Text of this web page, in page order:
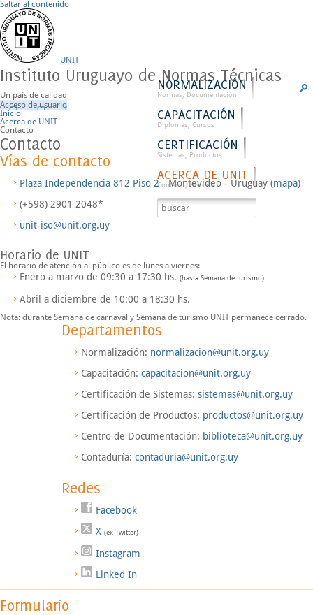
Saltar al contenido
UNIT
Instituto Uruguayo de Normas Técnicas
Un país de calidad
Acceso de usuario
NORMALIZACIÓN
Normas, Documentación
CAPACITACIÓN
Diplomas, Cursos
CERTIFICACIÓN
Sistemas, Productos
ACERCA DE UNIT
Contacto, Historia
Inicio
Acerca de UNIT
Contacto
Contacto
Vías de contacto
Plaza Independencia 812 Piso 2- Montevideo - Uruguay (mapa)
(+598) 2901 2048*
unit-iso@unit.org.uy
Horario de UNIT
El horario de atención al público es de lunes a viernes:
Enero a marzo de 09:30 a 17:30 hs. (hasta Semana de turismo)
Abril a diciembre de 10:00 a 18:30 hs.
Nota: durante Semana de carnaval y Semana de turismo UNIT permanece cerrado.
Departamentos
Normalización: normalizacion@unit.org.uy
Capacitación: capacitacion@unit.org.uy
Certificación de Sistemas: sistemas@unit.org.uy
Certificación de Productos: productos@unit.org.uy
Centro de Documentación: biblioteca@unit.org.uy
Contaduría: contaduria@unit.org.uy
Redes
Facebook
X (ex Twitter)
Instagram
Linked In
Formulario